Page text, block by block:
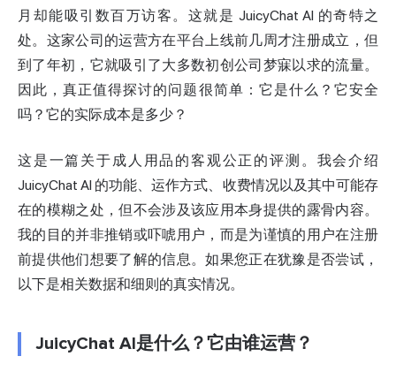
月却能吸引数百万访客。这就是 JuicyChat AI 的奇特之
处。这家公司的运营方在平台上线前几周才注册成立，但
到了年初，它就吸引了大多数初创公司梦寐以求的流量。
因此，真正值得探讨的问题很简单：它是什么？它安全
吗？它的实际成本是多少？
这是一篇关于成人用品的客观公正的评测。我会介绍
JuicyChat AI 的功能、运作方式、收费情况以及其中可能存
在的模糊之处，但不会涉及该应用本身提供的露骨内容。
我的目的并非推销或吓唬用户，而是为谨慎的用户在注册
前提供他们想要了解的信息。如果您正在犹豫是否尝试，
以下是相关数据和细则的真实情况。
JuicyChat AI是什么？它由谁运营？